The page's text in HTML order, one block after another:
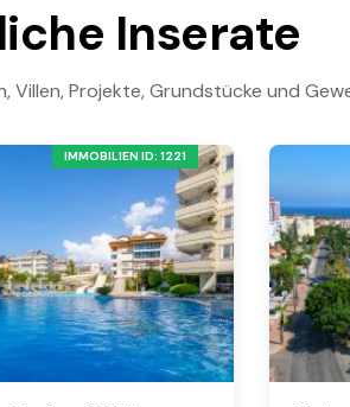
Inserate
Villen, Projekte, Grundstücke und
IMMOBILIEN ID: 1221